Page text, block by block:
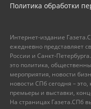
Политика обработки
Интернет-издание
ежедневно представляет
России и Санкт-
это политика,
мероприятия, новости
новости СПб сегодня –
премьеры и выставки,
На страницах Газета.СПб